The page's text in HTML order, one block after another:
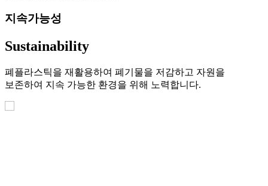
지속가능성
Sustainability
폐플라스틱을 재활용하여 폐기물을 저감하고 자원을
보존하여 지속 가능한 환경을 위해 노력합니다.